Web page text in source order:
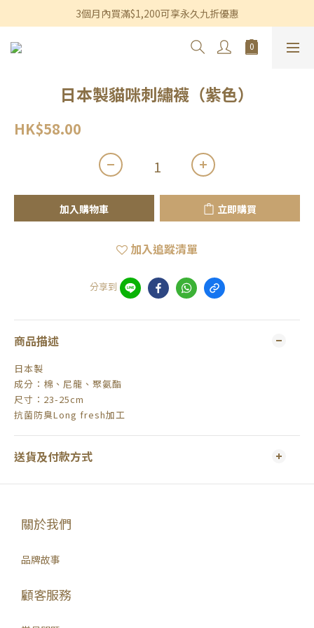
香港及澳門訂單滿$600即享免運費優惠
3個月內買滿$1,200可享永久九折優惠
香港及澳門訂單滿$600即享免運費優惠
日本製貓咪刺繡襪（紫色）
HK$58.00
加入購物車 立即購買
加入追蹤清單
分享到
商品描述
日本製
成分：棉、尼龍、聚氨酯
尺寸：23-25cm
抗菌防臭Long fresh加工
送貨及付款方式
關於我們
品牌故事
顧客服務